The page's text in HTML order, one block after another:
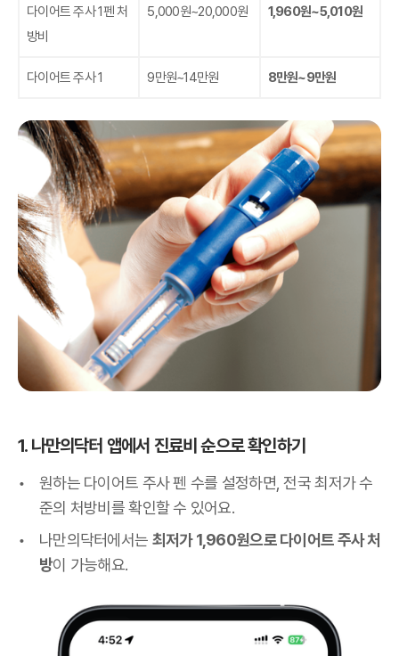
다이어트 주사 1펜 처
방비
5,000원~20,000원 1,960원~5,010원
다이어트 주사 1 9만원~14만원 8만원~9만원
1. 나만의닥터 앱에서 진료비 순으로 확인하기
원하는 다이어트 주사 펜 수를 설정하면, 전국 최저가 수
준의 처방비를 확인할 수 있어요.
나만의닥터에서는 최저가 1,960원으로 다이어트 주사 처
방이 가능해요.